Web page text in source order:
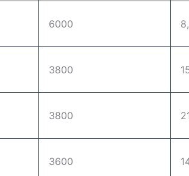
6000
3800
3800
3600